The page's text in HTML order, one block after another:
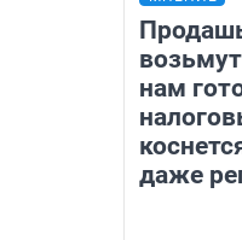
нам
даже